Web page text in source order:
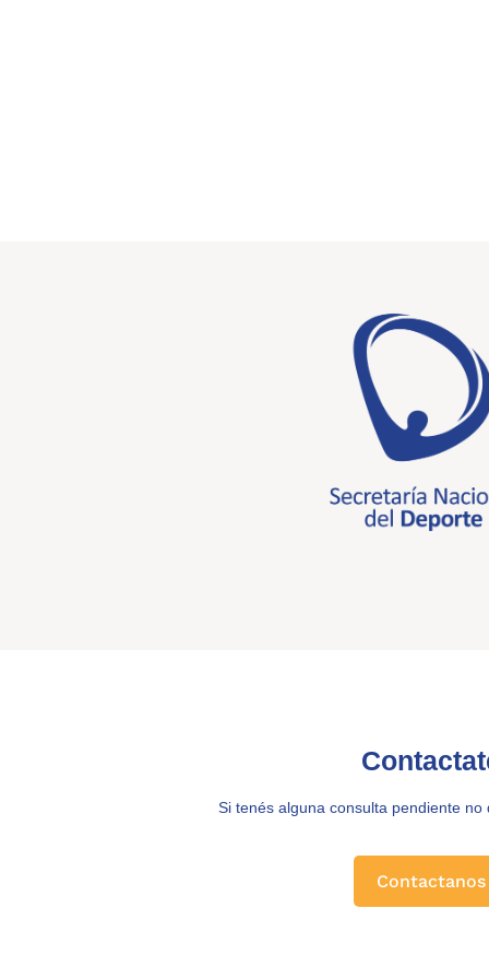
Si tenés alguna consulta pendiente
Contactanos